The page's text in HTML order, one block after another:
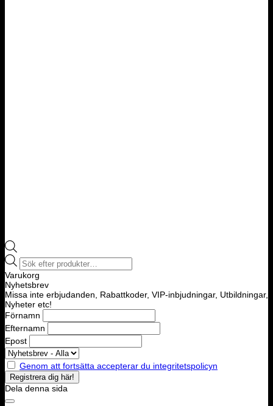
Products
search
Varukorg
Nyhetsbrev
Missa inte erbjudanden, Rabattkoder, VIP-inbjudningar, Utbildningar,
Nyheter etc!
Förnamn
Efternamn
Epost
Genom att fortsätta accepterar du integritetspolicyn
Dela denna sida